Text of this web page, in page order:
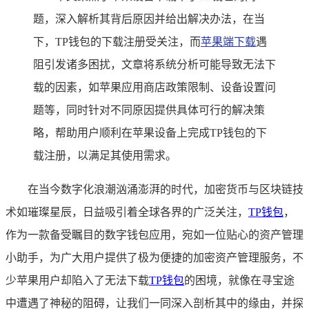
题，深入解析其背后原因并给出解决办法，在当
下，TP钱包的下载注册受关注，而苹果端下载遇
阻引发诸多困扰，文章将系统分析可能导致无法下
载的因素，如苹果应用商店政策限制、设备设置问
题等，同时针对不同原因提供具体可行的解决策
略，帮助用户顺利在苹果设备上完成TP钱包的下
载注册，以满足其使用需求。
在当今数字化浪潮汹涌澎湃的时代，加密货币与区块链技
术如璀璨星辰，日益吸引着全球各界的广泛关注， TP钱包，
作为一款备受瞩目的数字钱包应用，宛如一位贴心的资产管理
小助手，为广大用户提供了极为便捷的加密资产管理服务，不
少苹果用户却陷入了无法下载TP钱包的困境，就像在寻宝途
中遭遇了神秘的阻碍，让我们一同深入剖析其中的缘由，并探